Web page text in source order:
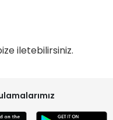
iletebilirsiniz.